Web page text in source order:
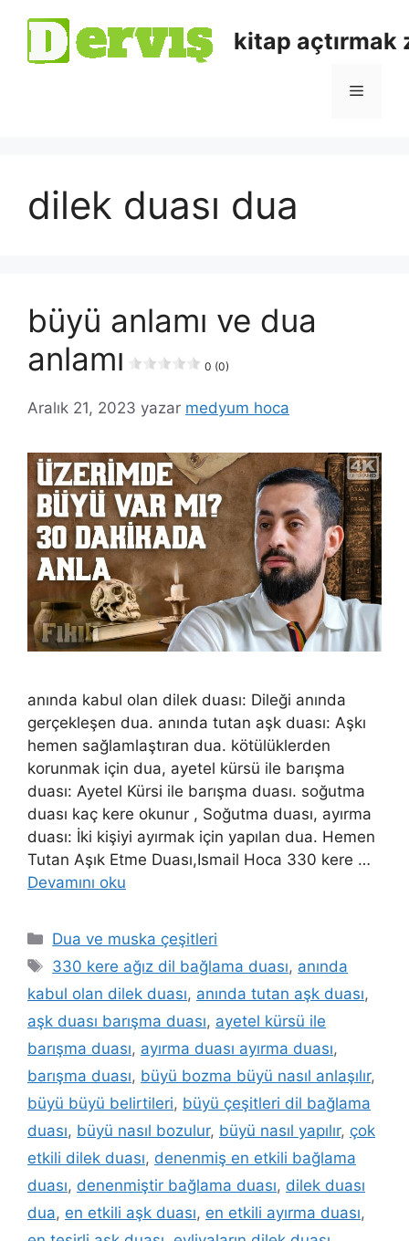
kitap açtırmak
dilek duası dua
büyü anlamı ve dua
anlamı
0 (0)
Aralık 21, 2023 yazar medyum hoca
anında kabul olan dilek duası: Dileği anında
gerçekleşen dua. anında tutan aşk duası: Aşkı
hemen sağlamlaştıran dua. kötülüklerden
korunmak için dua, ayetel kürsü ile barışma
duası: Ayetel Kürsi ile barışma duası. soğutma
duası kaç kere okunur , Soğutma duası, ayırma
duası: İki kişiyi ayırmak için yapılan dua. Hemen
Tutan Aşık Etme Duası,Ismail Hoca 330 kere …
Devamını oku
Dua ve muska çeşitleri
330 kere ağız dil bağlama duası, anında
kabul olan dilek duası, anında tutan aşk duası,
aşk duası barışma duası, ayetel kürsü ile
barışma duası, ayırma duası ayırma duası,
barışma duası, büyü bozma büyü nasıl anlaşılır,
büyü büyü belirtileri, büyü çeşitleri dil bağlama
duası, büyü nasıl bozulur, büyü nasıl yapılır, çok
etkili dilek duası, denenmiş en etkili bağlama
duası, denenmiştir bağlama duası, dilek duası
dua, en etkili aşk duası, en etkili ayırma duası,